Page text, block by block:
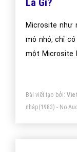
Là Gì?
Microsite như
mô nhỏ, chỉ
một Microsite
Bài viết tạo bởi:
nhập(1983) - No